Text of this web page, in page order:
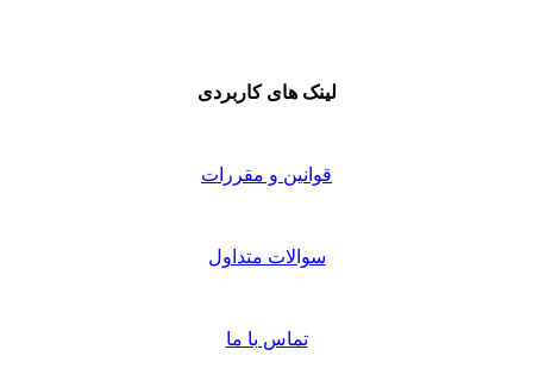
لینک های کاربردی
قوانین و مقررات
سوالات متداول
تماس با ما